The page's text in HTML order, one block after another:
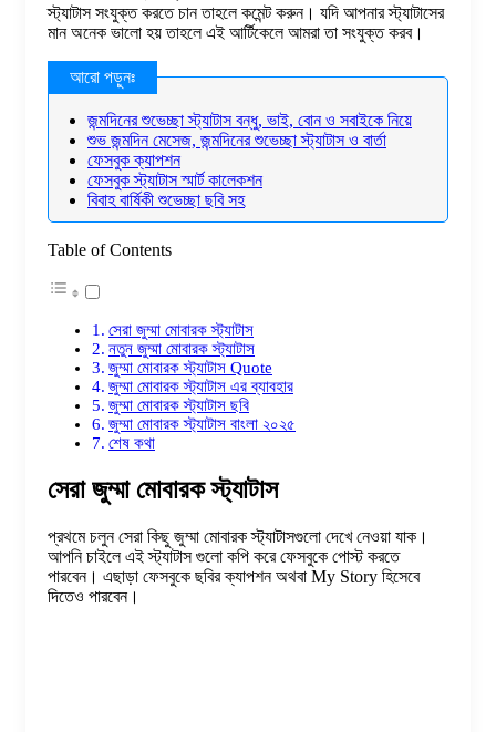
স্ট্যাটাস সংযুক্ত করতে চান তাহলে কমেন্ট করুন। যদি আপনার স্ট্যাটাসের
মান অনেক ভালো হয় তাহলে এই আর্টিকেলে আমরা তা সংযুক্ত করব।
জন্মদিনের শুভেচ্ছা স্ট্যাটাস বন্ধু, ভাই, বোন ও সবাইকে নিয়ে
শুভ জন্মদিন মেসেজ, জন্মদিনের শুভেচ্ছা স্ট্যাটাস ও বার্তা
ফেসবুক ক্যাপশন
ফেসবুক স্ট্যাটাস স্মার্ট কালেকশন
বিবাহ বার্ষিকী শুভেচ্ছা ছবি সহ
Table of Contents
সেরা জুম্মা মোবারক স্ট্যাটাস
নতুন জুম্মা মোবারক স্ট্যাটাস
জুম্মা মোবারক স্ট্যাটাস Quote
জুম্মা মোবারক স্ট্যাটাস এর ব্যাবহার
জুম্মা মোবারক স্ট্যাটাস ছবি
জুম্মা মোবারক স্ট্যাটাস বাংলা ২০২৫
শেষ কথা
সেরা জুম্মা মোবারক স্ট্যাটাস
প্রথমে চলুন সেরা কিছু জুম্মা মোবারক স্ট্যাটাসগুলো দেখে নেওয়া যাক।
আপনি চাইলে এই স্ট্যাটাস গুলো কপি করে ফেসবুকে পোস্ট করতে
পারবেন। এছাড়া ফেসবুকে ছবির ক্যাপশন অথবা My Story হিসেবে
দিতেও পারবেন।